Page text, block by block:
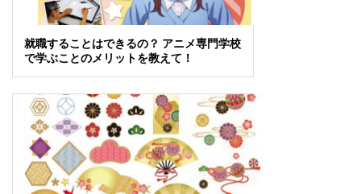
就職することはできるの？ アニメ専門学校
で学ぶことのメリットを教えて！